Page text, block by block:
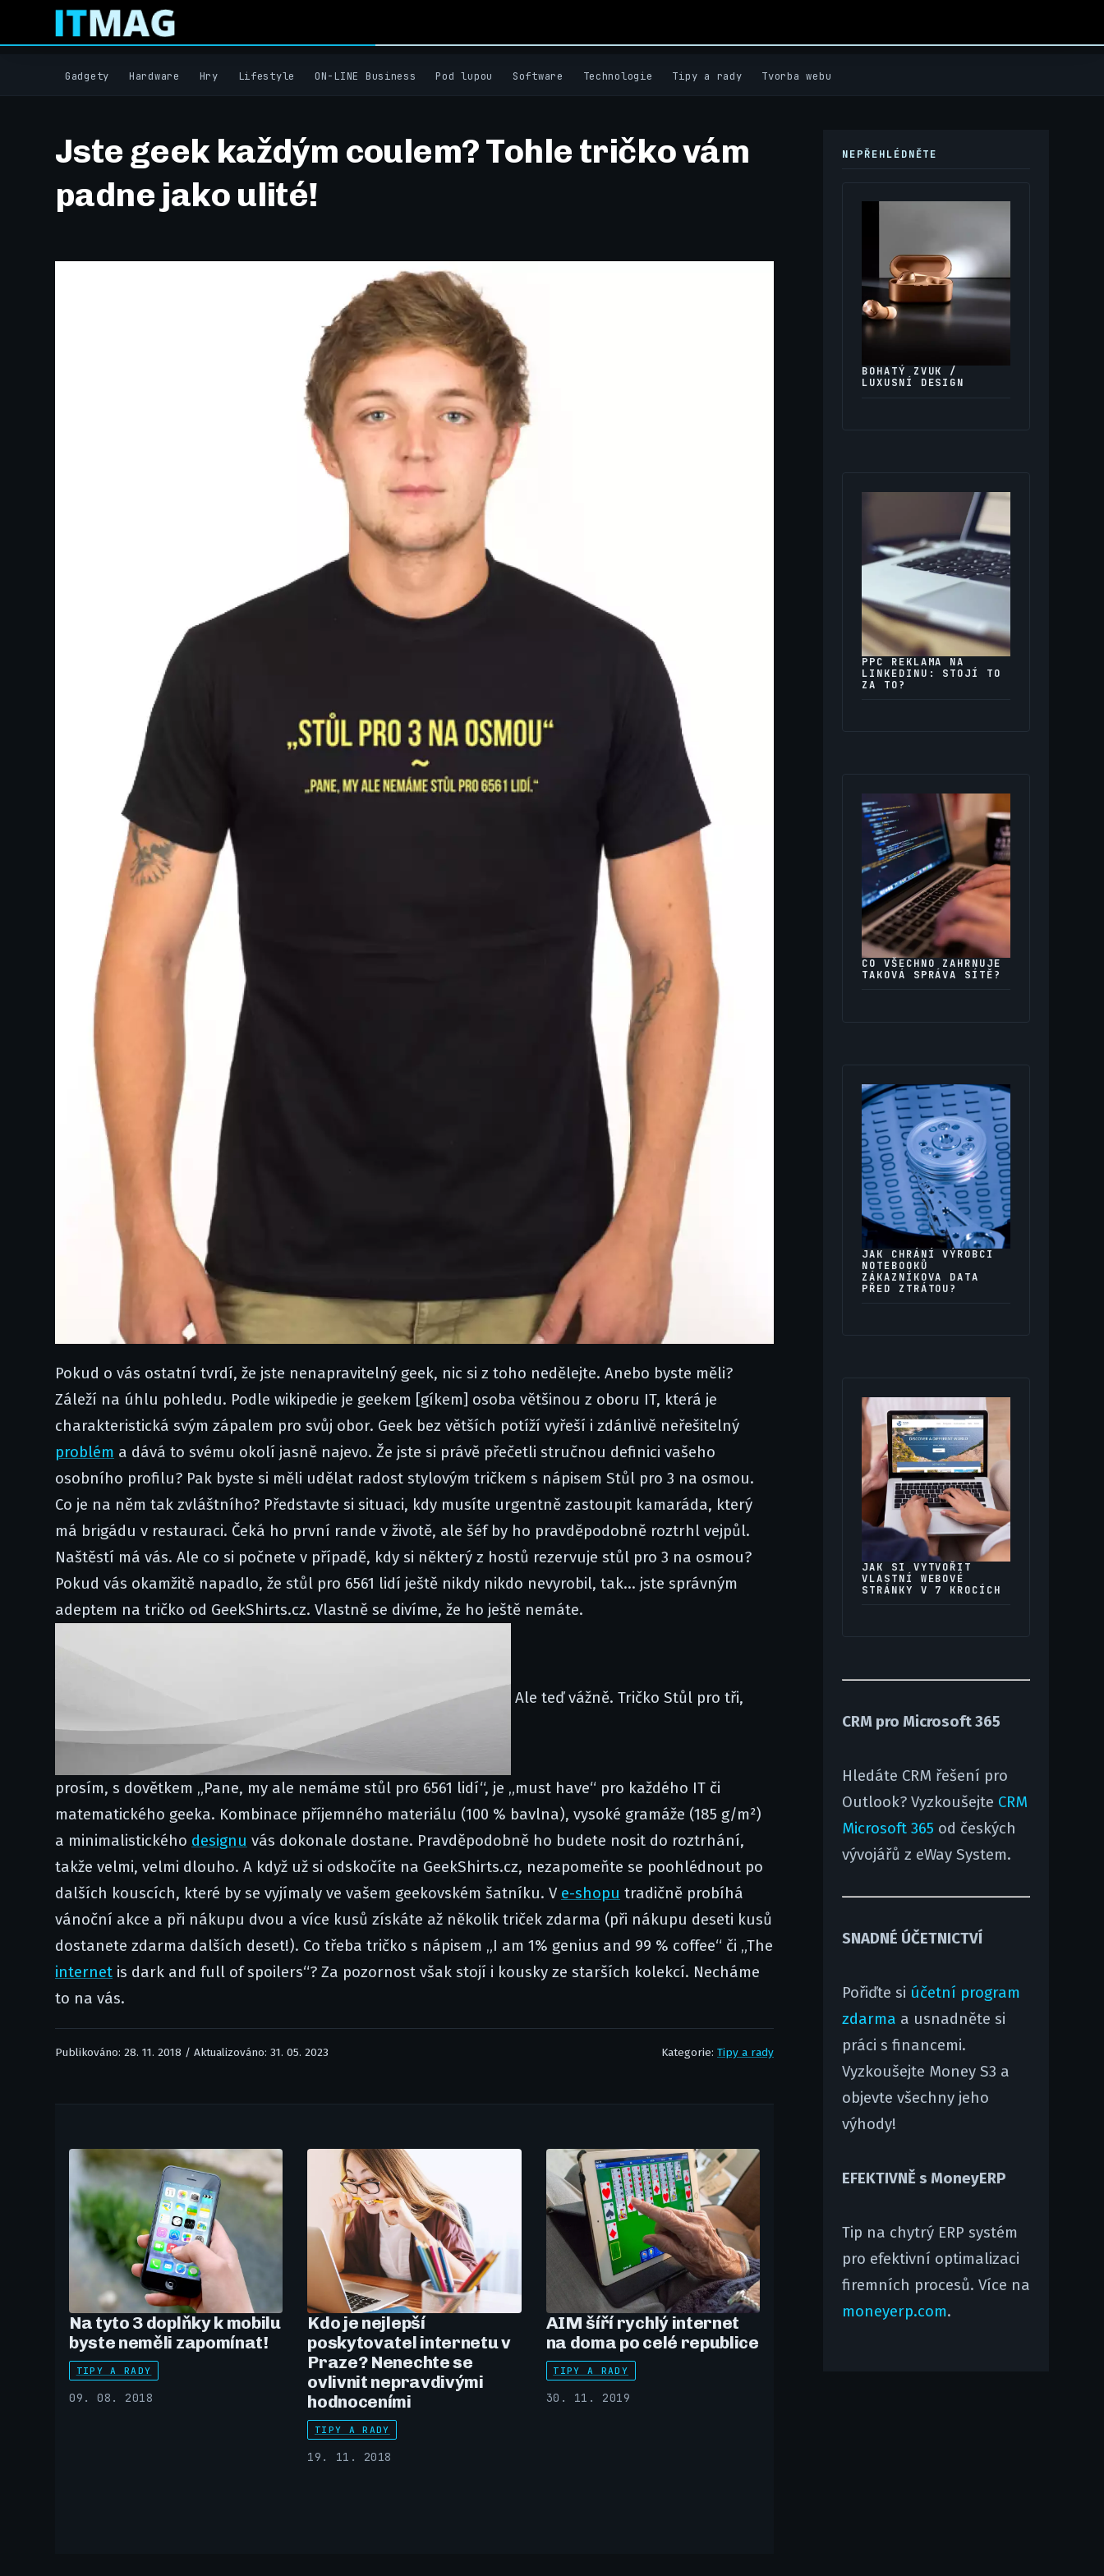
Gadgety Hardware Hry Lifestyle ON-LINE Business Pod lupou Software Technologie Tipy a rady Tvorba webu
Jste geek každým coulem? Tohle tričko vám
padne jako ulité!
Pokud o vás ostatní tvrdí, že jste nenapravitelný geek, nic si z toho nedělejte. Anebo byste měli?
Záleží na úhlu pohledu. Podle wikipedie je geekem [gíkem] osoba většinou z oboru IT, která je
charakteristická svým zápalem pro svůj obor. Geek bez větších potíží vyřeší i zdánlivě neřešitelný
problém a dává to svému okolí jasně najevo. Že jste si právě přečetli stručnou definici vašeho
osobního profilu? Pak byste si měli udělat radost stylovým tričkem s nápisem Stůl pro 3 na osmou.
Co je na něm tak zvláštního? Představte si situaci, kdy musíte urgentně zastoupit kamaráda, který
má brigádu v restauraci. Čeká ho první rande v životě, ale šéf by ho pravděpodobně roztrhl vejpůl.
Naštěstí má vás. Ale co si počnete v případě, kdy si některý z hostů rezervuje stůl pro 3 na osmou?
Pokud vás okamžitě napadlo, že stůl pro 6561 lidí ještě nikdy nikdo nevyrobil, tak... jste správným
adeptem na tričko od GeekShirts.cz. Vlastně se divíme, že ho ještě nemáte.
Ale teď vážně. Tričko Stůl pro tři,
prosím, s dovětkem „Pane, my ale nemáme stůl pro 6561 lidí“, je „must have“ pro každého IT či
matematického geeka. Kombinace příjemného materiálu (100 % bavlna), vysoké gramáže (185 g/m²)
a minimalistického designu vás dokonale dostane. Pravděpodobně ho budete nosit do roztrhání,
takže velmi, velmi dlouho. A když už si odskočíte na GeekShirts.cz, nezapomeňte se poohlédnout po
dalších kouscích, které by se vyjímaly ve vašem geekovském šatníku. V e-shopu tradičně probíhá
vánoční akce a při nákupu dvou a více kusů získáte až několik triček zdarma (při nákupu deseti kusů
dostanete zdarma dalších deset!). Co třeba tričko s nápisem „I am 1% genius and 99 % coffee“ či „The
internet is dark and full of spoilers“? Za pozornost však stojí i kousky ze starších kolekcí. Necháme
to na vás.
Publikováno: 28. 11. 2018 / Aktualizováno: 31. 05. 2023 Kategorie: Tipy a rady
Na tyto 3 doplňky k mobilu
byste neměli zapomínat!
TIPY A RADY
09. 08. 2018
Kdo je nejlepší
poskytovatel internetu v
Praze? Nenechte se
ovlivnit nepravdivými
hodnoceními
TIPY A RADY
19. 11. 2018
AIM šíří rychlý internet
na doma po celé republice
TIPY A RADY
30. 11. 2019
NEPŘEHLÉDNĚTE
BOHATÝ ZVUK /
LUXUSNÍ DESIGN
PPC REKLAMA NA
LINKEDINU: STOJÍ TO
ZA TO?
CO VŠECHNO ZAHRNUJE
TAKOVÁ SPRÁVA SÍTĚ?
JAK CHRÁNÍ VÝROBCI
NOTEBOOKŮ
ZÁKAZNÍKOVA DATA
PŘED ZTRÁTOU?
JAK SI VYTVOŘIT
VLASTNÍ WEBOVÉ
STRÁNKY V 7 KROCÍCH
CRM pro Microsoft 365
Hledáte CRM řešení pro
Outlook? Vyzkoušejte CRM
Microsoft 365 od českých
vývojářů z eWay System.
SNADNÉ ÚČETNICTVÍ
Pořiďte si účetní program
zdarma a usnadněte si
práci s financemi.
Vyzkoušejte Money S3 a
objevte všechny jeho
výhody!
EFEKTIVNĚ s MoneyERP
Tip na chytrý ERP systém
pro efektivní optimalizaci
firemních procesů. Více na
moneyerp.com.